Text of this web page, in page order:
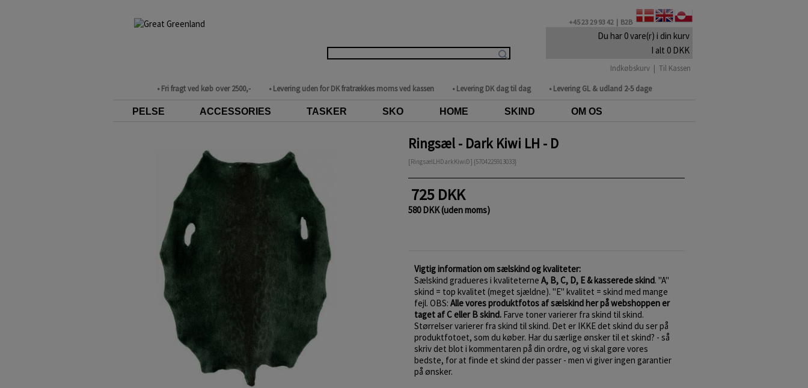
Du har 0 vare(r) i din kurv
I alt 0 DKK
Indkøbskurv | Til Kassen
+45 23 29 93 42 | B2B
• Fri fragt ved køb over 2500,- • Levering uden for DK fratrækkes moms ved kassen • Levering DK dag til dag • Levering GL & udland 2-5 dage
PELSE ACCESSORIES TASKER SKO HOME SKIND OM OS
Ringsæl - Dark Kiwi LH - D
[RingsælLHDarkKiwiD] {5704225913033}
725 DKK
580 DKK (uden moms)
Vigtig information om sælskind og kvaliteter:
Sælskind gradueres i kvaliteterne A, B, C, D, E & kasserede skind. "A"
skind = top kvalitet (meget sjældne). "E" kvalitet = skind med mange
fejl. OBS: Alle vores produktfotos af sælskind her på webshoppen er
taget af C eller B skind.Farve toner varierer fra skind til skind.
Størrelser varierer fra skind til skind. Det er IKKE det skind du ser på
produktfotoet, som du køber. Har du særlige ønsker til et skind? - så
skriv det blot i kommentaren på din ordre, og vi skal gøre vores
bedste, for at finde et skind der passer - men vi giver ingen garantier
på ønsker.